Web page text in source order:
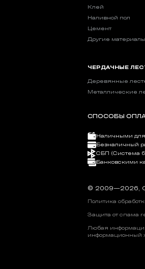
Клей
Наливной пол
Цемент
Другие материалы
ЧЕРДАЧНЫЕ
Деревянные
Металлические
СПОСОБЫ
Наличными
Безналичный
СБП (Система
Банковскими
© 2009—2026,
Политика
Защита от спама
Любая
информационный